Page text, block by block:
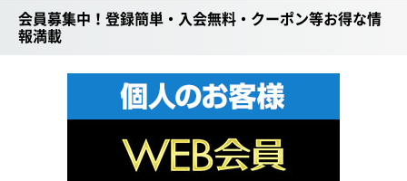
会員募集中！登録簡単・入会無料・クーポン等お得な情
報満載